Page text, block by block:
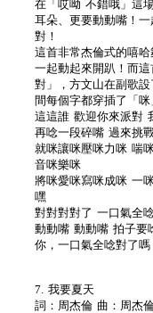
在「哎呦 不錯哦」這
耳朵、更要動動嘴！
對！
這首非常杰倫式的嘻
一起動起來開趴！而
對」，方文山在副歌
間每個字都穿插了「
這這誰 歡迎你來派對
再唸一段碎嘴 過來挑
就咪讓咪壓咪力咪 喘
音咪樂咪
將咪愛咪寫咪成咪 一
嘿
對對對對了 一口氣全
動動嘴 動動嘴 拍子要
你，一口氣全唸對了嗎
7. 我要夏天
詞：周杰倫 曲：周杰